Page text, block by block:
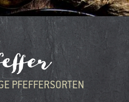
PFEFFERSORTEN